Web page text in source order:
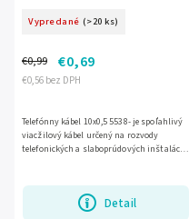
Vypredané (>20 ks)
€0,56 bez DPH
€0,99 €0,69
Detail
Telefónny kábel 10x0,5 5538- je spoľahlivý
viacžilový kábel určený na rozvody
telefonických a slaboprúdových inštalácií.